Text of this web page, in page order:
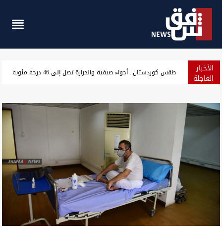
الأخبار
العاجلة أزمة هرمز.. الهند تحجز ناقلة عملاقة بـ25 مليون دولار لشراء النفط العراقي